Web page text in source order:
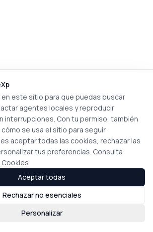
este sitio para que puedas buscar
agentes locales y reproducir
interrupciones. Con tu permiso, también
se usa el sitio para seguir
aceptar todas las cookies, rechazar las
tus preferencias. Consulta
Personalizar
Rechazar no esenciales
Aceptar todas